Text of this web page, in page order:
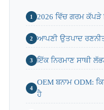
1 2026 ਵਿੱਚ ਗਰਮ ਕੱਪੜੇ
2 ਆਪਣੀ ਉਤਪਾਦ
3 ਇੱਕ ਨਿਰਮਾਣ ਸਾਥੀ
4
OEM ਬਨਾਮ ODM:
ਹੈ